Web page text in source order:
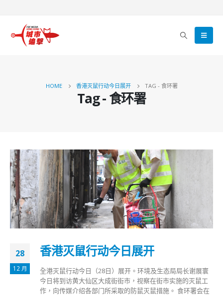
HOME 香港灭鼠行动今日展开 TAG - 食环署
Tag - 食环署
28
12 月
香港灭鼠行动今日展开
全港灭鼠行动今日（28日）展开。环境及生态局局长谢展寰
今日将到访黄大仙区大成街街市，视察在街市实施的灭鼠工
作，向传媒介绍各部门所采取的防鼠灭鼠措施。 食环署会在